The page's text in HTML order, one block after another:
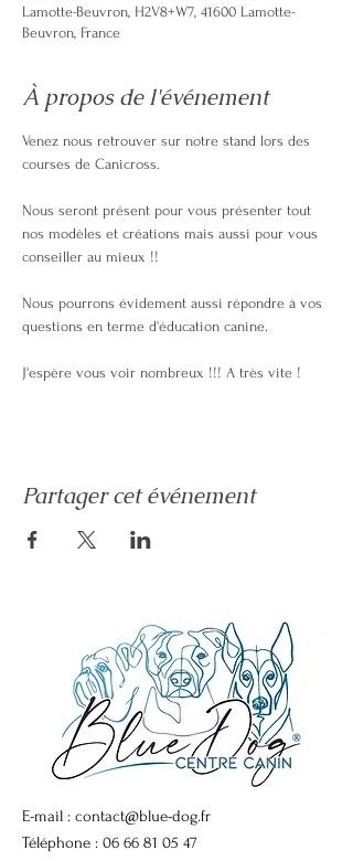
Lamotte-Beuvron, H2V8+W7, 41600 Lamotte-
Beuvron, France
À propos de l'événement
Venez nous retrouver sur notre stand lors des
courses de Canicross.
Nous seront présent pour vous présenter tout
nos modèles et créations mais aussi pour vous
conseiller au mieux !!
Nous pourrons évidement aussi répondre à vos
questions en terme d'éducation canine.
J'espère vous voir nombreux !!! A très vite !
Partager cet événement
E-mail : contact@blue-dog.fr
Téléphone : 06 66 81 05 47